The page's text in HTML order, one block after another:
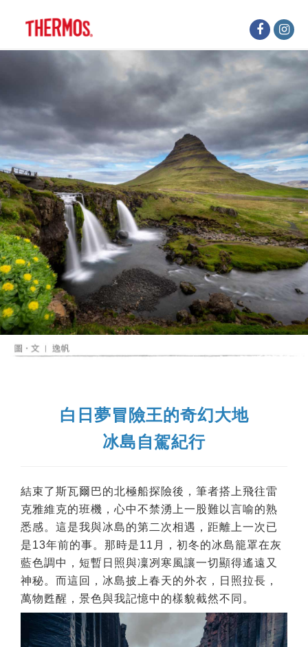
白日夢冒險王的奇幻大地
冰島自駕紀行
結束了斯瓦爾巴的北極船探險後，筆者搭上飛往雷
克雅維克的班機，心中不禁湧上一股難以言喻的熟
悉感。這是我與冰島的第二次相遇，距離上一次已
是13年前的事。那時是11月，初冬的冰島籠罩在灰
藍色調中，短暫日照與凜冽寒風讓一切顯得遙遠又
神秘。而這回，冰島披上春天的外衣，日照拉長，
萬物甦醒，景色與我記憶中的樣貌截然不同。